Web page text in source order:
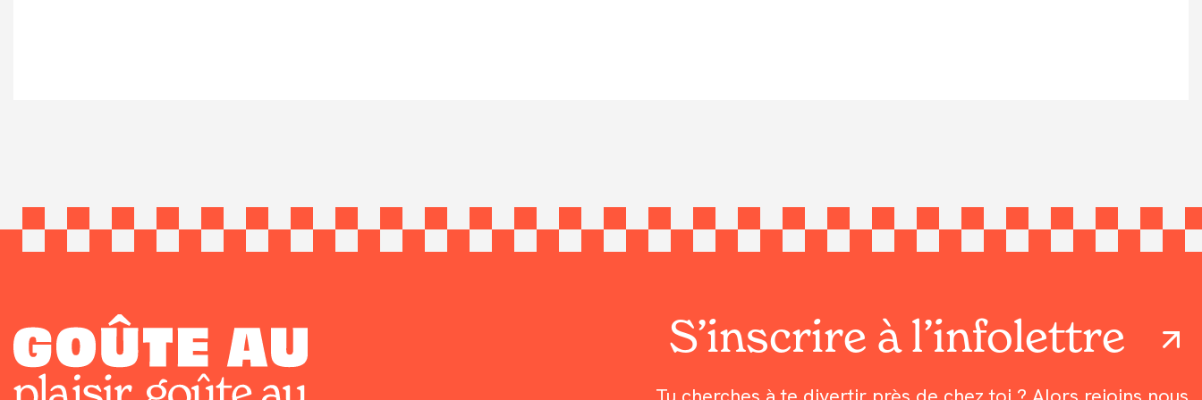
S’inscrire à l’infolettre